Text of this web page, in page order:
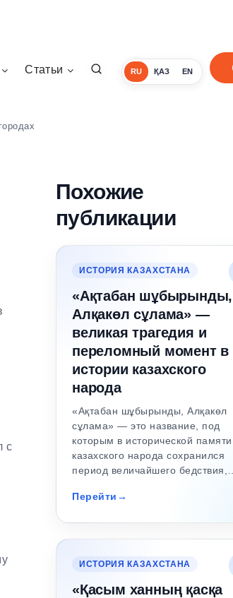
RU ҚАЗ EN
Статьи
с
Похожие
публикации
ИСТОРИЯ КАЗАХСТАНА
«Ақтабан шұбырынды,
Алқакөл сұлама» —
великая трагедия и
переломный момент в
истории казахского
народа
«Ақтабан шұбырынды, Алқакөл
сұлама» — это название, под
которым в исторической памяти
казахского народа сохранился
период величайшего бедствия,…
Перейти
ИСТОРИЯ КАЗАХСТАНА
«Қасым ханның қасқа